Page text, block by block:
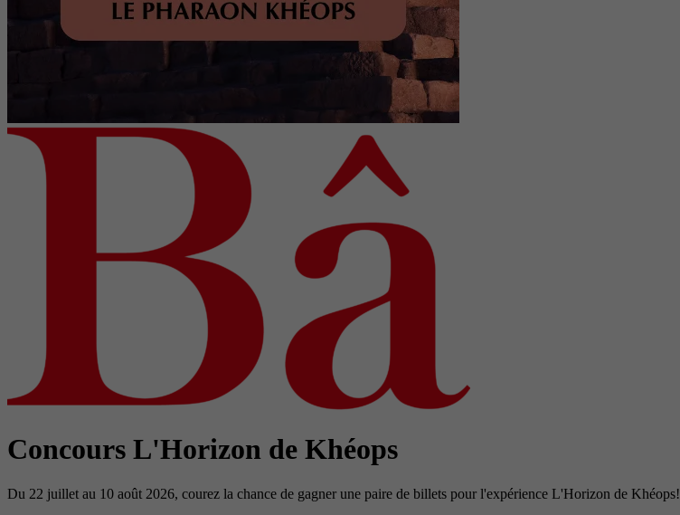
Concours L'Horizon de Khéops
Du 22 juillet au 10 août 2026, courez la chance de gagner une paire de billets pour l'expérience L'Horizon de Khéops!